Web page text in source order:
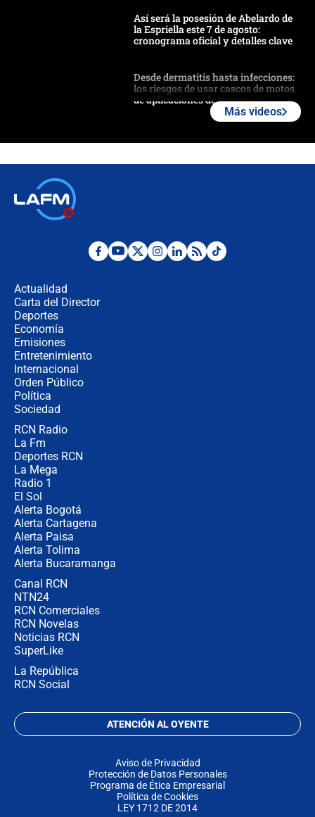
Así será la posesión de Abelardo de
la Espriella este 7 de agosto:
cronograma oficial y detalles clave
Desde dermatitis hasta infecciones:
los riesgos de usar cascos de motos
de aplicaciones de transporte
Posesión de Abelardo De La Espriella
Más videos
Actualidad
Carta del Director
Deportes
Economía
Emisiones
Entretenimiento
Internacional
Orden Público
Política
Sociedad
RCN Radio
La Fm
Deportes RCN
La Mega
Radio 1
El Sol
Alerta Bogotá
Alerta Cartagena
Alerta Paisa
Alerta Tolima
Alerta Bucaramanga
Canal RCN
NTN24
RCN Comerciales
RCN Novelas
Noticias RCN
SuperLike
La República
RCN Social
ATENCIÓN AL OYENTE
Aviso de Privacidad
Protección de Datos Personales
Programa de Ética Empresarial
Política de Cookies
LEY 1712 DE 2014